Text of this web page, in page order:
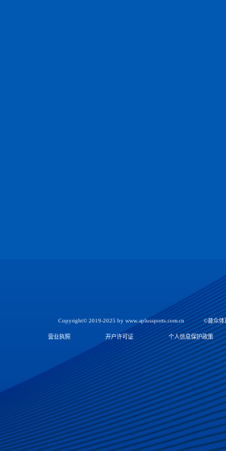
Copyright© 2019-2025 by www.aplussports.com.cn ©普众体育
营业执照 开户许可证 个人信息保